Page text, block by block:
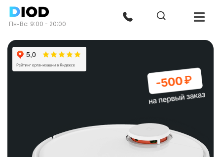
Пн-Вс: 9:00 - 20:00